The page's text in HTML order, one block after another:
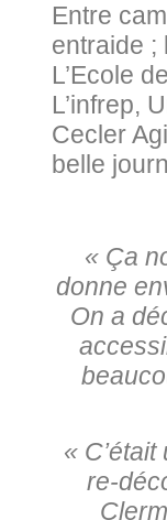
Entre
entraide ;
L’Ecole
L’infrep,
Cecler
belle
« Ça
donne
On a
«
re-